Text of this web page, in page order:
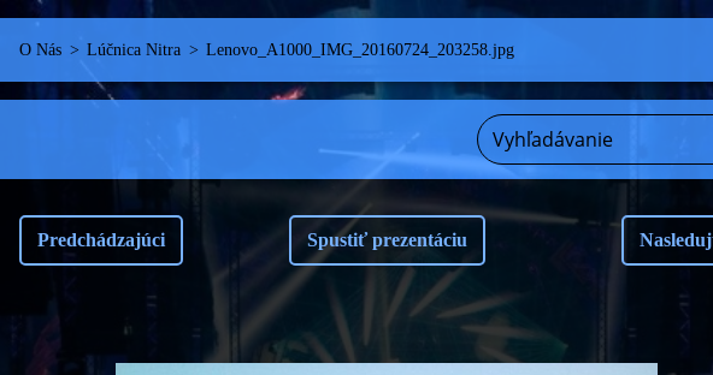
O Nás > Lúčnica Nitra > Lenovo_A1000_IMG_20160724_203258.jpg
Predchádzajúci Spustiť prezentáciu